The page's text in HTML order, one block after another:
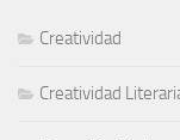
Creatividad
Creatividad